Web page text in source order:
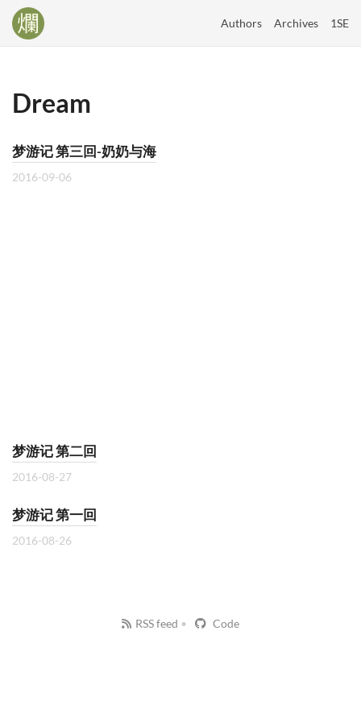
Authors Archives 1SE
Dream
梦游记 第三回-奶奶与海
2016-09-06
梦游记 第二回
2016-08-27
梦游记 第一回
2016-08-26
RSS feed Code